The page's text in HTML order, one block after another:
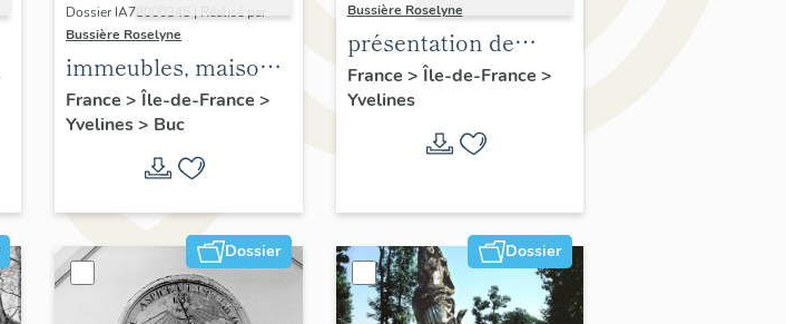
Dossier IA78000345 | Réalisé par
Bussière Roselyne
immeubles, maisons,
fermes
France > Île-de-France >
Yvelines> Buc
Bussière Roselyne
présentation de
l'étude du
patrimoine de l'aire
d'étude Versailles
périphérie sud
France > Île-de-France >
Yvelines
Dossier Dossier